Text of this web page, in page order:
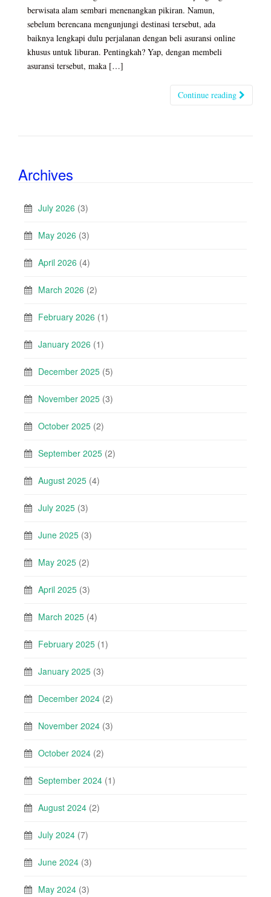
berwisata alam sembari menenangkan pikiran. Namun,
sebelum berencana mengunjungi destinasi tersebut, ada
baiknya lengkapi dulu perjalanan dengan beli asuransi online
khusus untuk liburan. Pentingkah? Yap, dengan membeli
asuransi tersebut, maka […]
Continue reading
Archives
July 2026 (3)
May 2026 (3)
April 2026 (4)
March 2026 (2)
February 2026 (1)
January 2026 (1)
December 2025 (5)
November 2025 (3)
October 2025 (2)
September 2025 (2)
August 2025 (4)
July 2025 (3)
June 2025 (3)
May 2025 (2)
April 2025 (3)
March 2025 (4)
February 2025 (1)
January 2025 (3)
December 2024 (2)
November 2024 (3)
October 2024 (2)
September 2024 (1)
August 2024 (2)
July 2024 (7)
June 2024 (3)
May 2024 (3)